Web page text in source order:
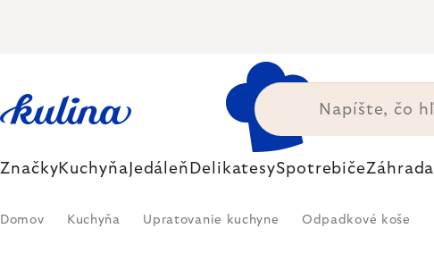
ZnačkyKuchyňa Jedáleň DelikatesySpotrebičeZáhrada
Domov Kuchyňa Upratovanie kuchyne Odpadkové koše